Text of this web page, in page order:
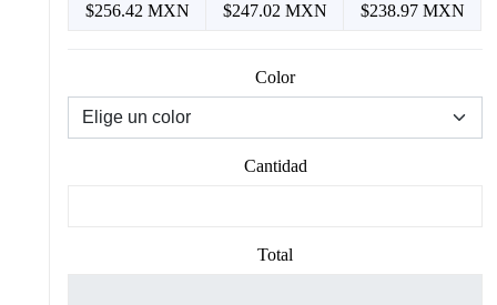
$256.42 MXN $247.02 MXN $238.97 MXN
Color
Cantidad
Total